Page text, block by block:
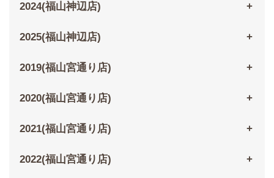
2024(福山神辺店)
2025(福山神辺店)
2019(福山宮通り店)
2020(福山宮通り店)
2021(福山宮通り店)
2022(福山宮通り店)